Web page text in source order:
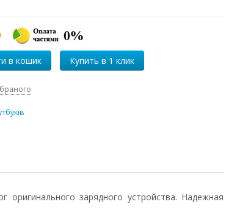
в кошик
оригинального зарядного устройства. Надежная